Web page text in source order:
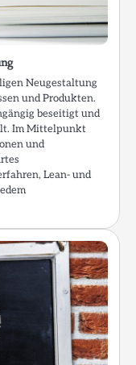
Neugestaltung
und Produkten.
beseitigt und
Im Mittelpunkt
und
Lean- und